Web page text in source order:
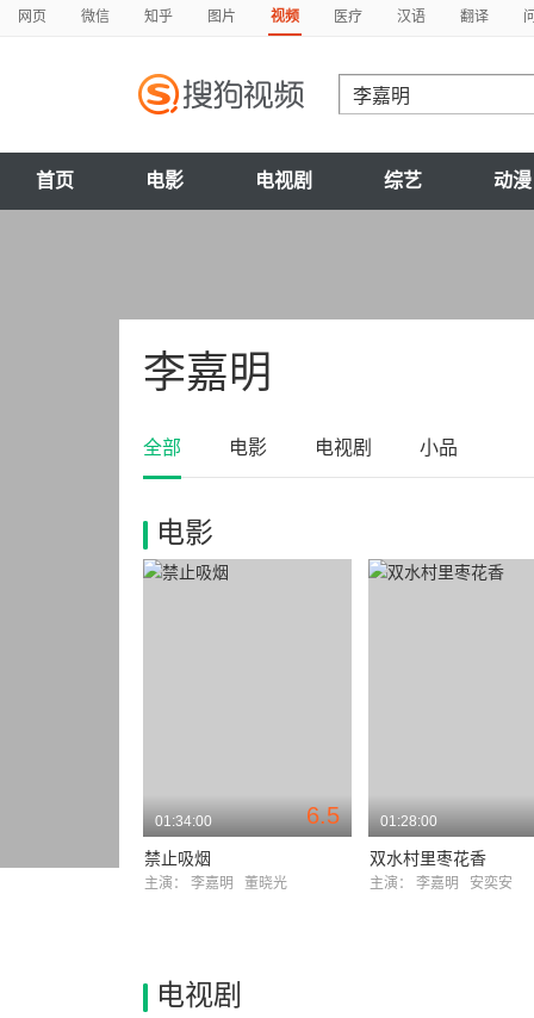
网页 微信 知乎 图片 视频 医疗 汉语 翻译
首页 电影 电视剧 综艺 动漫
李嘉明
全部 电影 电视剧 小品
电影
6.5
01:34:00
禁止吸烟
主演： 李嘉明 董晓光
01:28:00
双水村里枣花香
主演： 李嘉明 安奕安
电视剧